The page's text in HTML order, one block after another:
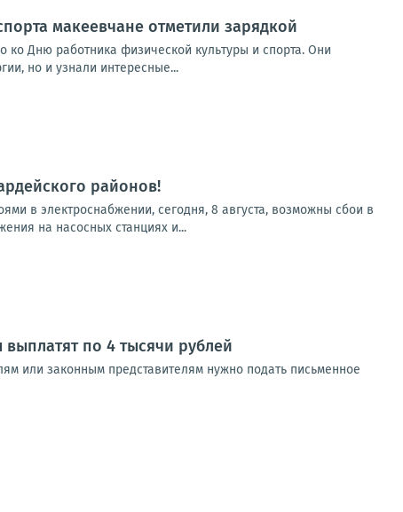
макеевчане отметили зарядкой
ко Дню работника физической культуры и спорта. Они
но и узнали интересные...
районов!
в электроснабжении, сегодня, 8 августа, возможны сбои в
на насосных станциях и...
по 4 тысячи рублей
или законным представителям нужно подать письменное